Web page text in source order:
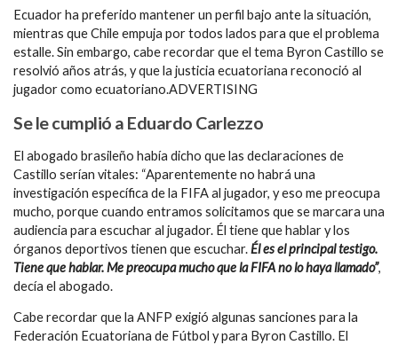
Ecuador ha preferido mantener un perfil bajo ante la situación,
mientras que Chile empuja por todos lados para que el problema
estalle. Sin embargo, cabe recordar que el tema Byron Castillo se
resolvió años atrás, y que la justicia ecuatoriana reconoció al
jugador como ecuatoriano.ADVERTISING
Se le cumplió a Eduardo Carlezzo
El abogado brasileño había dicho que las declaraciones de
Castillo serían vitales: “Aparentemente no habrá una
investigación específica de la FIFA al jugador, y eso me preocupa
mucho, porque cuando entramos solicitamos que se marcara una
audiencia para escuchar al jugador. Él tiene que hablar y los
órganos deportivos tienen que escuchar.Él es el principal testigo.
Tiene que hablar. Me preocupa mucho que la FIFA no lo haya llamado”,
decía el abogado.
Cabe recordar que la ANFP exigió algunas sanciones para la
Federación Ecuatoriana de Fútbol y para Byron Castillo. El